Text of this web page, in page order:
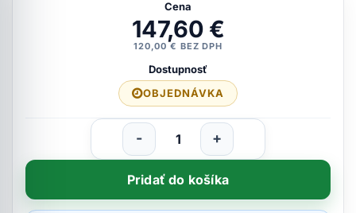
Cena
147,60 €
120,00 € BEZ DPH
Dostupnosť
OBJEDNÁVKA
- +
Pridať do košíka